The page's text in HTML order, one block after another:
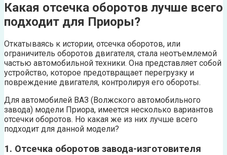
Какая отсечка оборотов лучше всего
подходит для Приоры?
Откатываясь к истории, отсечка оборотов, или
ограничитель оборотов двигателя, стала неотъемлемой
частью автомобильной техники. Она представляет собой
устройство, которое предотвращает перегрузку и
повреждение двигателя, контролируя его обороты.
Для автомобилей ВАЗ (Волжского автомобильного
завода) модели Приора, имеется несколько вариантов
отсечки оборотов. Но какая же из них лучше всего
подходит для данной модели?
1. Отсечка оборотов завода-изготовителя